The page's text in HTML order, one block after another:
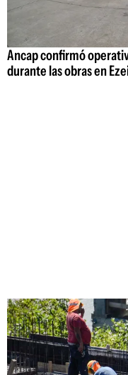
Ancap confirmó
durante las obras en